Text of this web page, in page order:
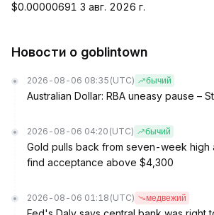
$0.00000691 3 авг. 2026 г.
Новости о goblintown
2026-08-06 08:35 (UTC) бычий
Australian Dollar: RBA uneasy pause –
2026-08-06 04:20 (UTC) бычий
Gold pulls back from seven-week high
find acceptance above $4,300
2026-08-06 01:18 (UTC) медвежий